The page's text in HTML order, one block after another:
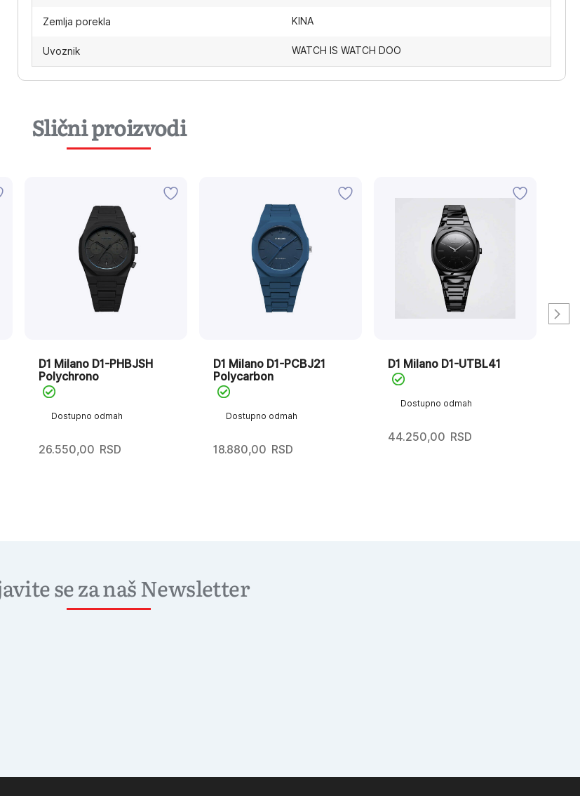
Zemlja porekla KINA
Uvoznik WATCH IS WATCH DOO
Slični proizvodi
Dostupno odmah
D1 Milano D1-PHBJSH
Polychrono
26.550,00 RSD
Dostupno odmah
D1 Milano D1-PCBJ21
Polycarbon
18.880,00 RSD
Dostupno odmah
D1 Milano D1-UTBL41
44.250,00 RSD
se za naš Newsletter